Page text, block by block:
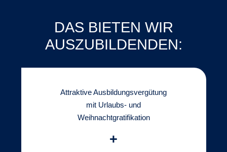
DAS BIETEN WIR
AUSZUBILDENDEN:
Attraktive Ausbildungsvergütung
mit Urlaubs- und
Weihnachtgratifikation
+